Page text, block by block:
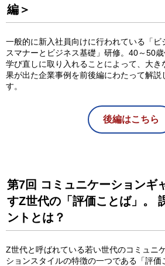
編＞
一般的に新入社員向けに行われている「ビ
スマナーとビジネス基礎」研修。40～50
学び直しに取り入れることによって、大き
果が出た企業事例を前後編にわたって解説
す。
後編はこちら
第7回 コミュニケーションギ
すZ世代の「評価ことば」。
ントとは？
Z世代と呼ばれている若い世代のコミュニ
ションスタイルの特徴の一つである「評価